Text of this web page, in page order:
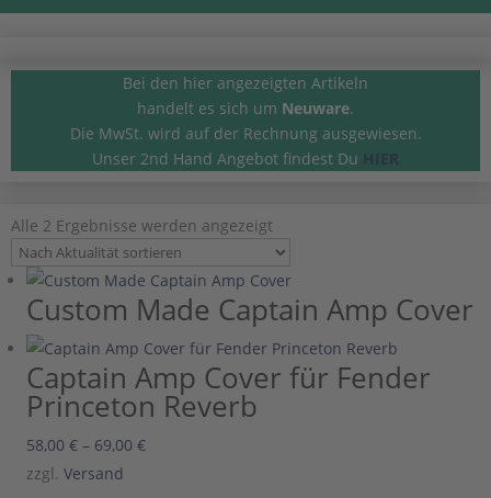
Bei den hier angezeigten Artikeln
handelt es sich um Neuware.
Die MwSt. wird auf der Rechnung ausgewiesen.
Unser 2nd Hand Angebot findest Du HIER
Alle 2 Ergebnisse werden angezeigtNach
Aktualität
sortiert
Custom Made Captain Amp Cover
Captain Amp Cover für Fender
Princeton Reverb
58,00 € – 69,00 €Preisspanne:
zzgl. Versand